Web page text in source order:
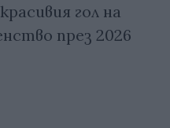
гол на
през 2026